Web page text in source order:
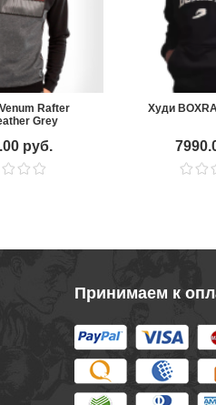
Rafter
Grey
руб.
Худи
Принимаем к